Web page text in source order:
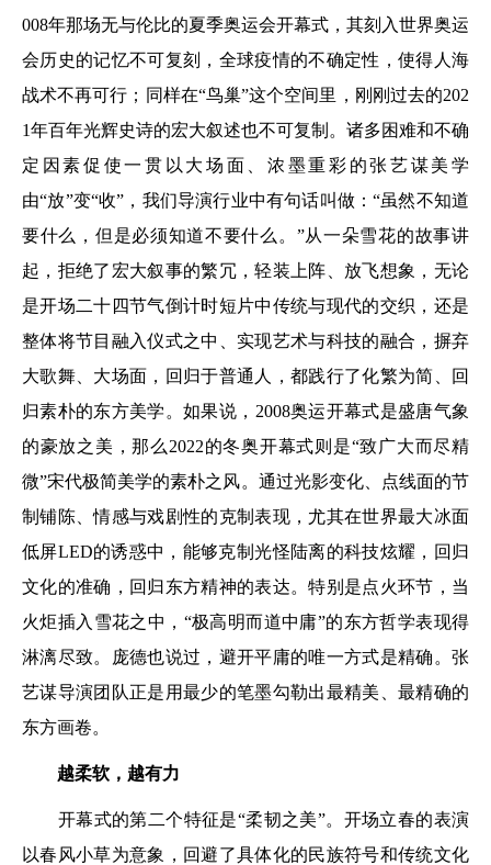
008年那场无与伦比的夏季奥运会开幕式，其刻入世界奥运
会历史的记忆不可复刻，全球疫情的不确定性，使得人海
战术不再可行；同样在“鸟巢”这个空间里，刚刚过去的202
1年百年光辉史诗的宏大叙述也不可复制。诸多困难和不确
定因素促使一贯以大场面、浓墨重彩的张艺谋美学
由“放”变“收”，我们导演行业中有句话叫做：“虽然不知道
要什么，但是必须知道不要什么。”从一朵雪花的故事讲
起，拒绝了宏大叙事的繁冗，轻装上阵、放飞想象，无论
是开场二十四节气倒计时短片中传统与现代的交织，还是
整体将节目融入仪式之中、实现艺术与科技的融合，摒弃
大歌舞、大场面，回归于普通人，都践行了化繁为简、回
归素朴的东方美学。如果说，2008奥运开幕式是盛唐气象
的豪放之美，那么2022的冬奥开幕式则是“致广大而尽精
微”宋代极简美学的素朴之风。通过光影变化、点线面的节
制铺陈、情感与戏剧性的克制表现，尤其在世界最大冰面
低屏LED的诱惑中，能够克制光怪陆离的科技炫耀，回归
文化的准确，回归东方精神的表达。特别是点火环节，当
火炬插入雪花之中，“极高明而道中庸”的东方哲学表现得
淋漓尽致。庞德也说过，避开平庸的唯一方式是精确。张
艺谋导演团队正是用最少的笔墨勾勒出最精美、最精确的
东方画卷。
越柔软，越有力
开幕式的第二个特征是“柔韧之美”。开场立春的表演
以春风小草为意象，回避了具体化的民族符号和传统文化